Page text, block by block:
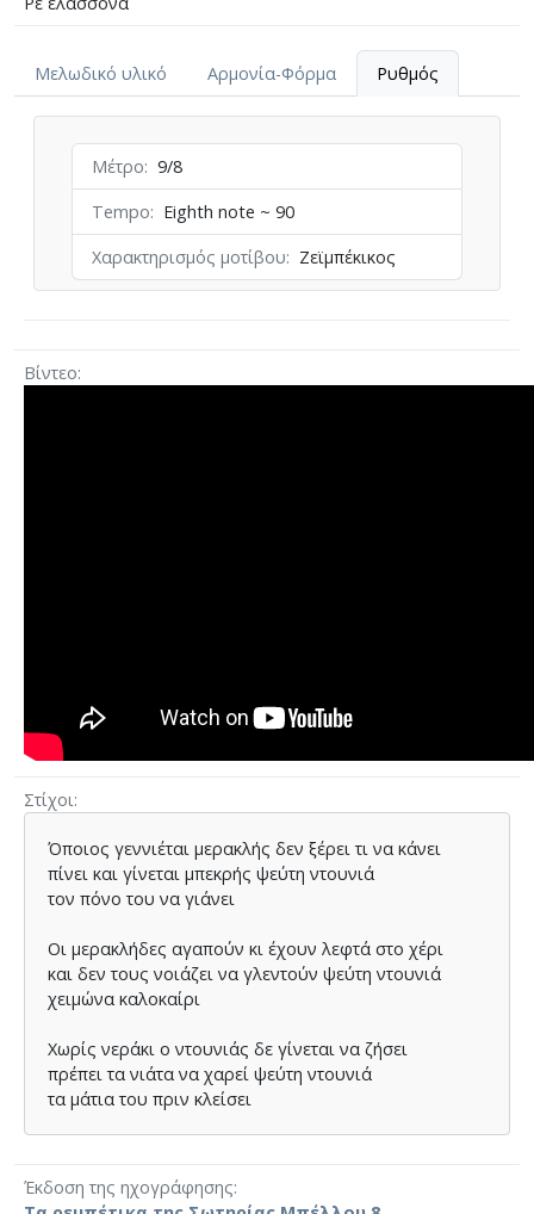
Μελωδικό υλικό Αρμονία-Φόρμα Ρυθμός
Μέτρο
9/8
Tempo
Eighth note ~ 90
Χαρακτηρισμός μοτίβου
Ζεϊμπέκικος
Βίντεο
Στίχοι
Όποιος γεννιέται µερακλής δεν ξέρει τι να κάνει
πίνει και γίνεται µπεκρής ψεύτη ντουνιά
τον πόνο του να γιάνει
Οι µερακλήδες αγαπούν κι έχουν λεφτά στο χέρι
και δεν τους νοιάζει να γλεντούν ψεύτη ντουνιά
χειµώνα καλοκαίρι
Χωρίς νεράκι ο ντουνιάς δε γίνεται να ζήσει
πρέπει τα νιάτα να χαρεί ψεύτη ντουνιά
τα µάτια του πριν κλείσει
Έκδοση της ηχογράφησης